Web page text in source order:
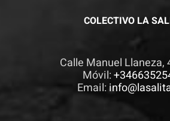
COLECTIVO LA
Calle Manuel Llaneza,
Móvil:
Email: